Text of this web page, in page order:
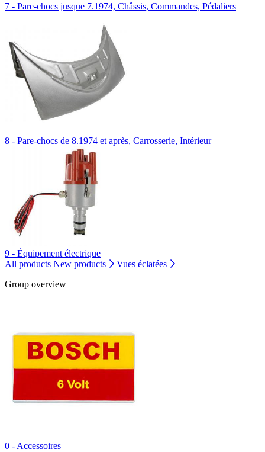
7 - Pare-chocs jusque 7.1974, Châssis, Commandes, Pédaliers
8 - Pare-chocs de 8.1974 et après, Carrosserie, Intérieur
9 - Équipement électrique
All products New products
Vues éclatées
Group overview
0 - Accessoires